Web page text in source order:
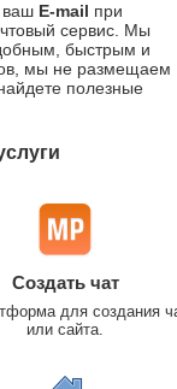
ваш E-mail при
сервис. Мы
быстрым и
мы не размещаем
полезные
Создать чат
для создания
или сайта.